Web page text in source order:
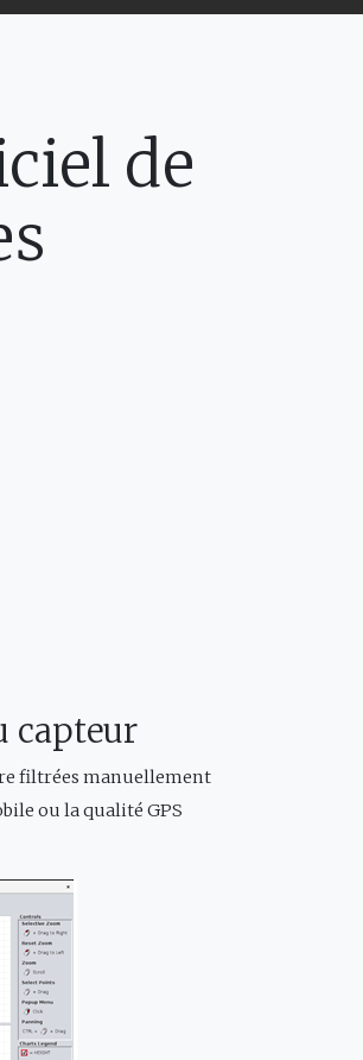
de
capteur
filtrées manuellement
ou la qualité GPS